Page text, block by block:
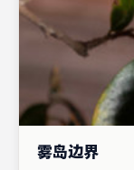
雾岛边界